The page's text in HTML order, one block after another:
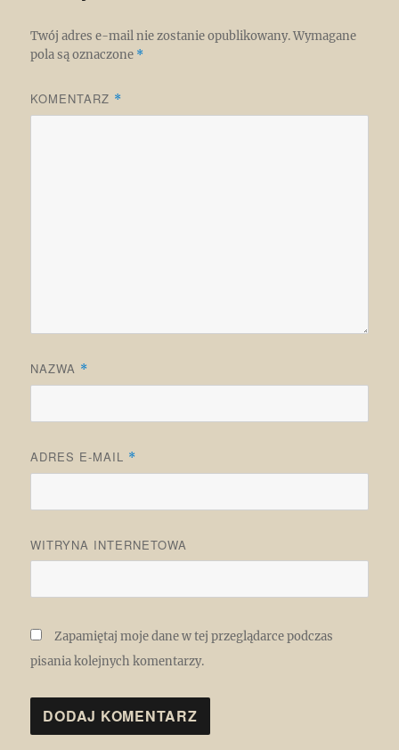
Twój adres e-mail nie zostanie opublikowany. Wymagane
pola są oznaczone *
KOMENTARZ *
NAZWA *
ADRES E-MAIL *
WITRYNA INTERNETOWA
Zapamiętaj moje dane w tej przeglądarce podczas
pisania kolejnych komentarzy.